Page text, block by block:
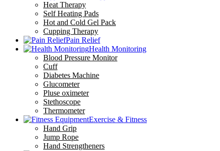
Heat Therapy
Self Heating Pads
Hot and Cold Gel Pack
Cupping Therapy
Pain Relief
Health Monitoring
Blood Pressure Monitor
Cuff
Diabetes Machine
Glucometer
Pluse oximeter
Stethoscope
Thermometer
Exercise & Fitness
Hand Grip
Jump Rope
Hand Strengtheners